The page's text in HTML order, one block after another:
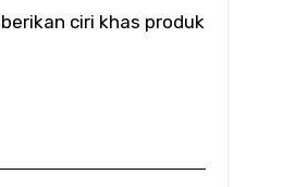
ciri khas produk